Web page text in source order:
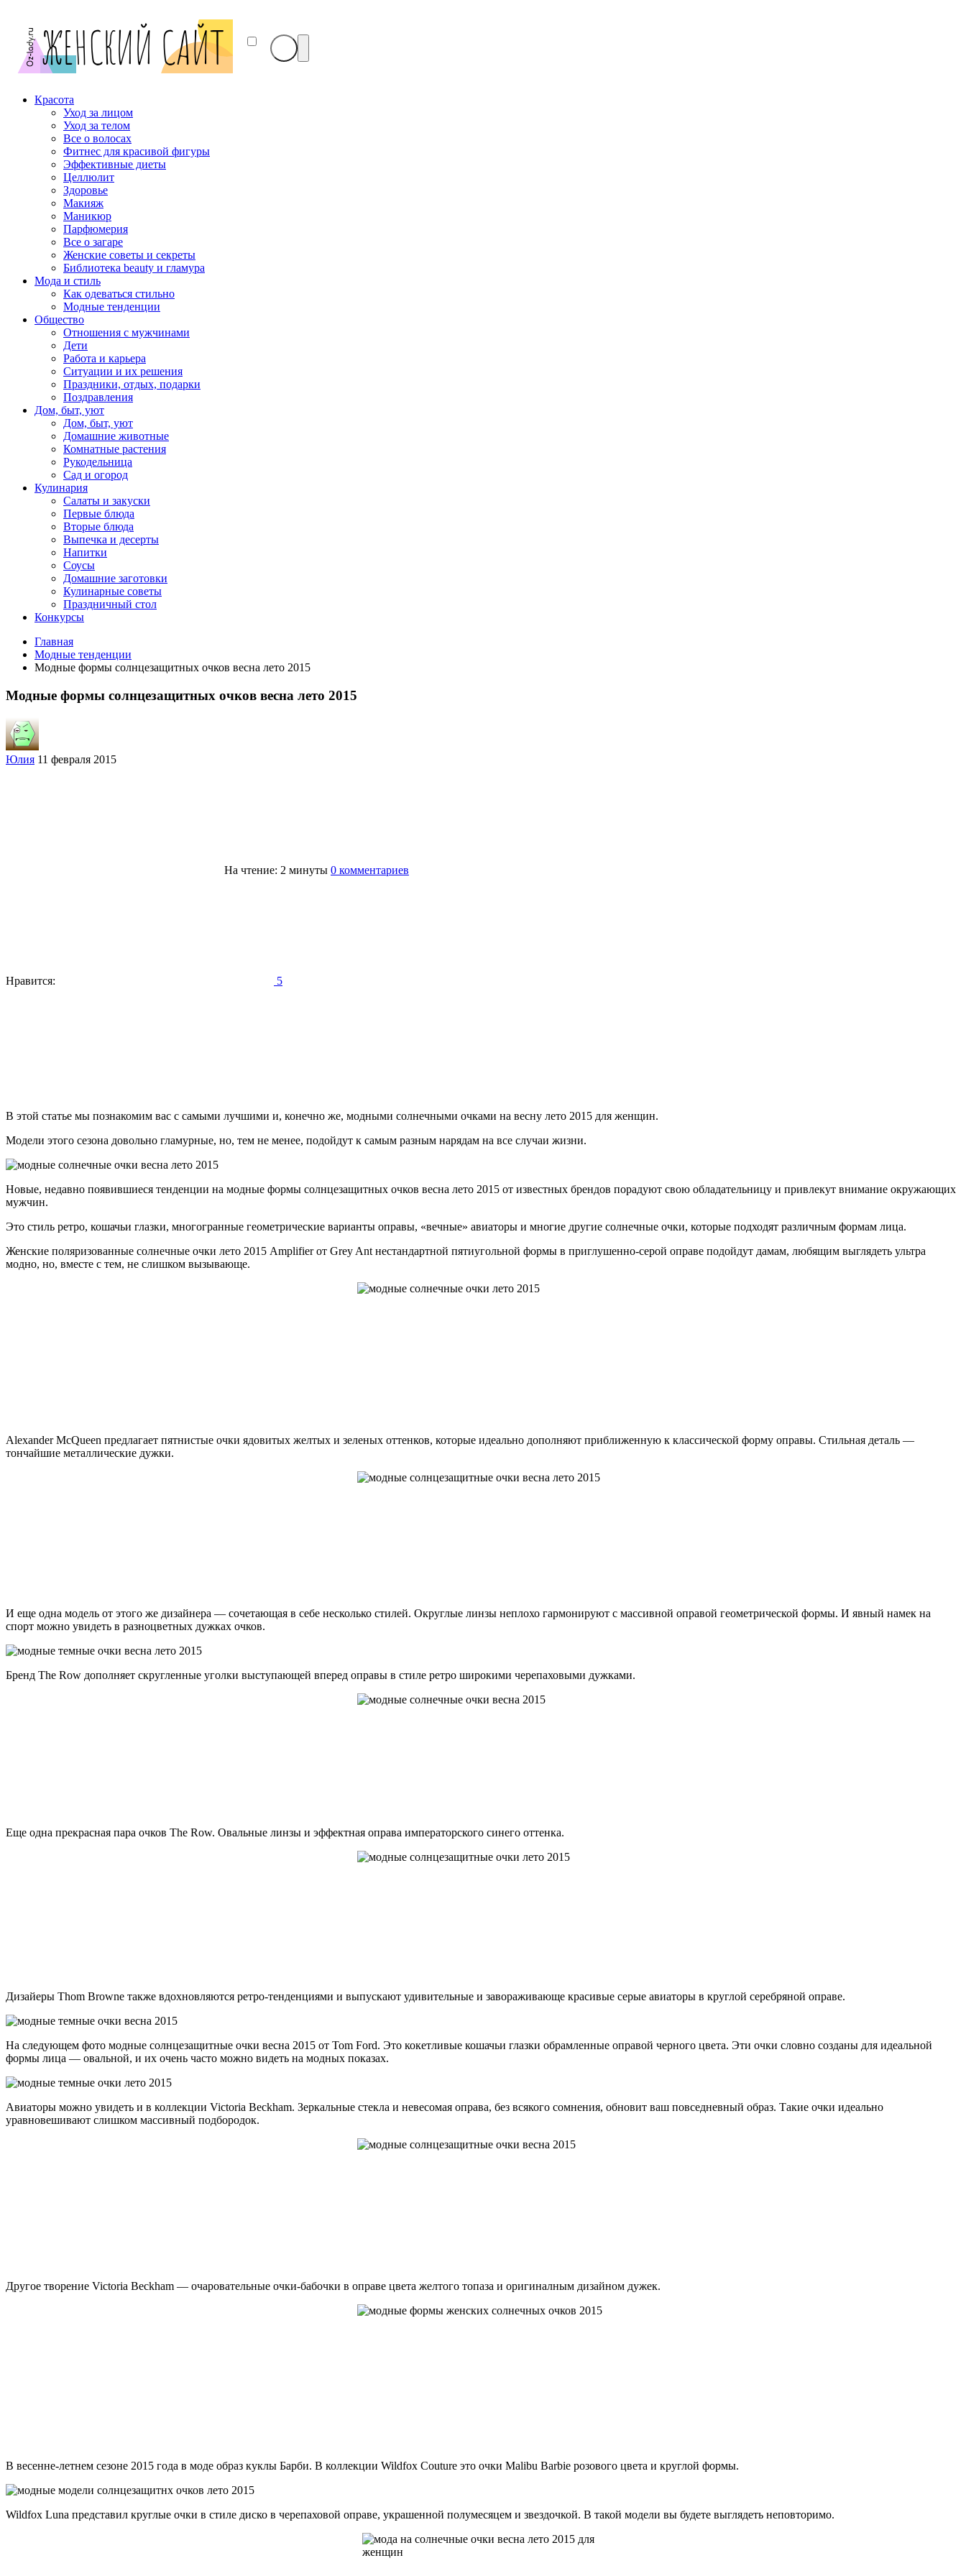
Красота
Уход за лицом
Уход за телом
Все о волосах
Фитнес для красивой фигуры
Эффективные диеты
Целлюлит
Здоровье
Макияж
Маникюр
Парфюмерия
Все о загаре
Женские советы и секреты
Библиотека beauty и гламура
Мода и стиль
Как одеваться стильно
Модные тенденции
Общество
Отношения с мужчинами
Дети
Работа и карьера
Ситуации и их решения
Праздники, отдых, подарки
Поздравления
Дом, быт, уют
Дом, быт, уют
Домашние животные
Комнатные растения
Рукодельница
Сад и огород
Кулинария
Салаты и закуски
Первые блюда
Вторые блюда
Выпечка и десерты
Напитки
Соусы
Домашние заготовки
Кулинарные советы
Праздничный стол
Конкурсы
Главная
Модные тенденции
Модные формы солнцезащитных очков весна лето 2015
Модные формы солнцезащитных очков весна лето 2015
Юлия 11 февраля 2015
На чтение: 2 минуты 0 комментариев
Нравится: 5
В этой статье мы познакомим вас с самыми лучшими и, конечно же, модными солнечными очками на весну лето 2015 для женщин.
Модели этого сезона довольно гламурные, но, тем не менее, подойдут к самым разным нарядам на все случаи жизни.
Новые, недавно появившиеся тенденции на модные формы солнцезащитных очков весна лето 2015 от известных брендов порадуют свою обладательницу и привлекут внимание окружающих
мужчин.
Это стиль ретро, кошачьи глазки, многогранные геометрические варианты оправы, «вечные» авиаторы и многие другие солнечные очки, которые подходят различным формам лица.
Женские поляризованные солнечные очки лето 2015 Amplifier от Grey Ant нестандартной пятиугольной формы в приглушенно-серой оправе подойдут дамам, любящим выглядеть ультра
модно, но, вместе с тем, не слишком вызывающе.
Alexander McQueen предлагает пятнистые очки ядовитых желтых и зеленых оттенков, которые идеально дополняют приближенную к классической форму оправы. Стильная деталь —
тончайшие металлические дужки.
И еще одна модель от этого же дизайнера — сочетающая в себе несколько стилей. Округлые линзы неплохо гармонируют с массивной оправой геометрической формы. И явный намек на
спорт можно увидеть в разноцветных дужках очков.
Бренд The Row дополняет скругленные уголки выступающей вперед оправы в стиле ретро широкими черепаховыми дужками.
Еще одна прекрасная пара очков The Row. Овальные линзы и эффектная оправа императорского синего оттенка.
Дизайеры Thom Browne также вдохновляются ретро-тенденциями и выпускают удивительные и завораживающе красивые серые авиаторы в круглой серебряной оправе.
На следующем фото модные солнцезащитные очки весна 2015 от Tom Ford. Это кокетливые кошачьи глазки обрамленные оправой черного цвета. Эти очки словно созданы для идеальной
формы лица — овальной, и их очень часто можно видеть на модных показах.
Авиаторы можно увидеть и в коллекции Victoria Beckham. Зеркальные стекла и невесомая оправа, без всякого сомнения, обновит ваш повседневный образ. Такие очки идеально
уравновешивают слишком массивный подбородок.
Другое творение Victoria Beckham — очаровательные очки-бабочки в оправе цвета желтого топаза и оригиналным дизайном дужек.
В весенне-летнем сезоне 2015 года в моде образ куклы Барби. В коллекции Wildfox Couture это очки Malibu Barbie розового цвета и круглой формы.
Wildfox Luna представил круглые очки в стиле диско в черепаховой оправе, украшенной полумесяцем и звездочкой. В такой модели вы будете выглядеть неповторимо.